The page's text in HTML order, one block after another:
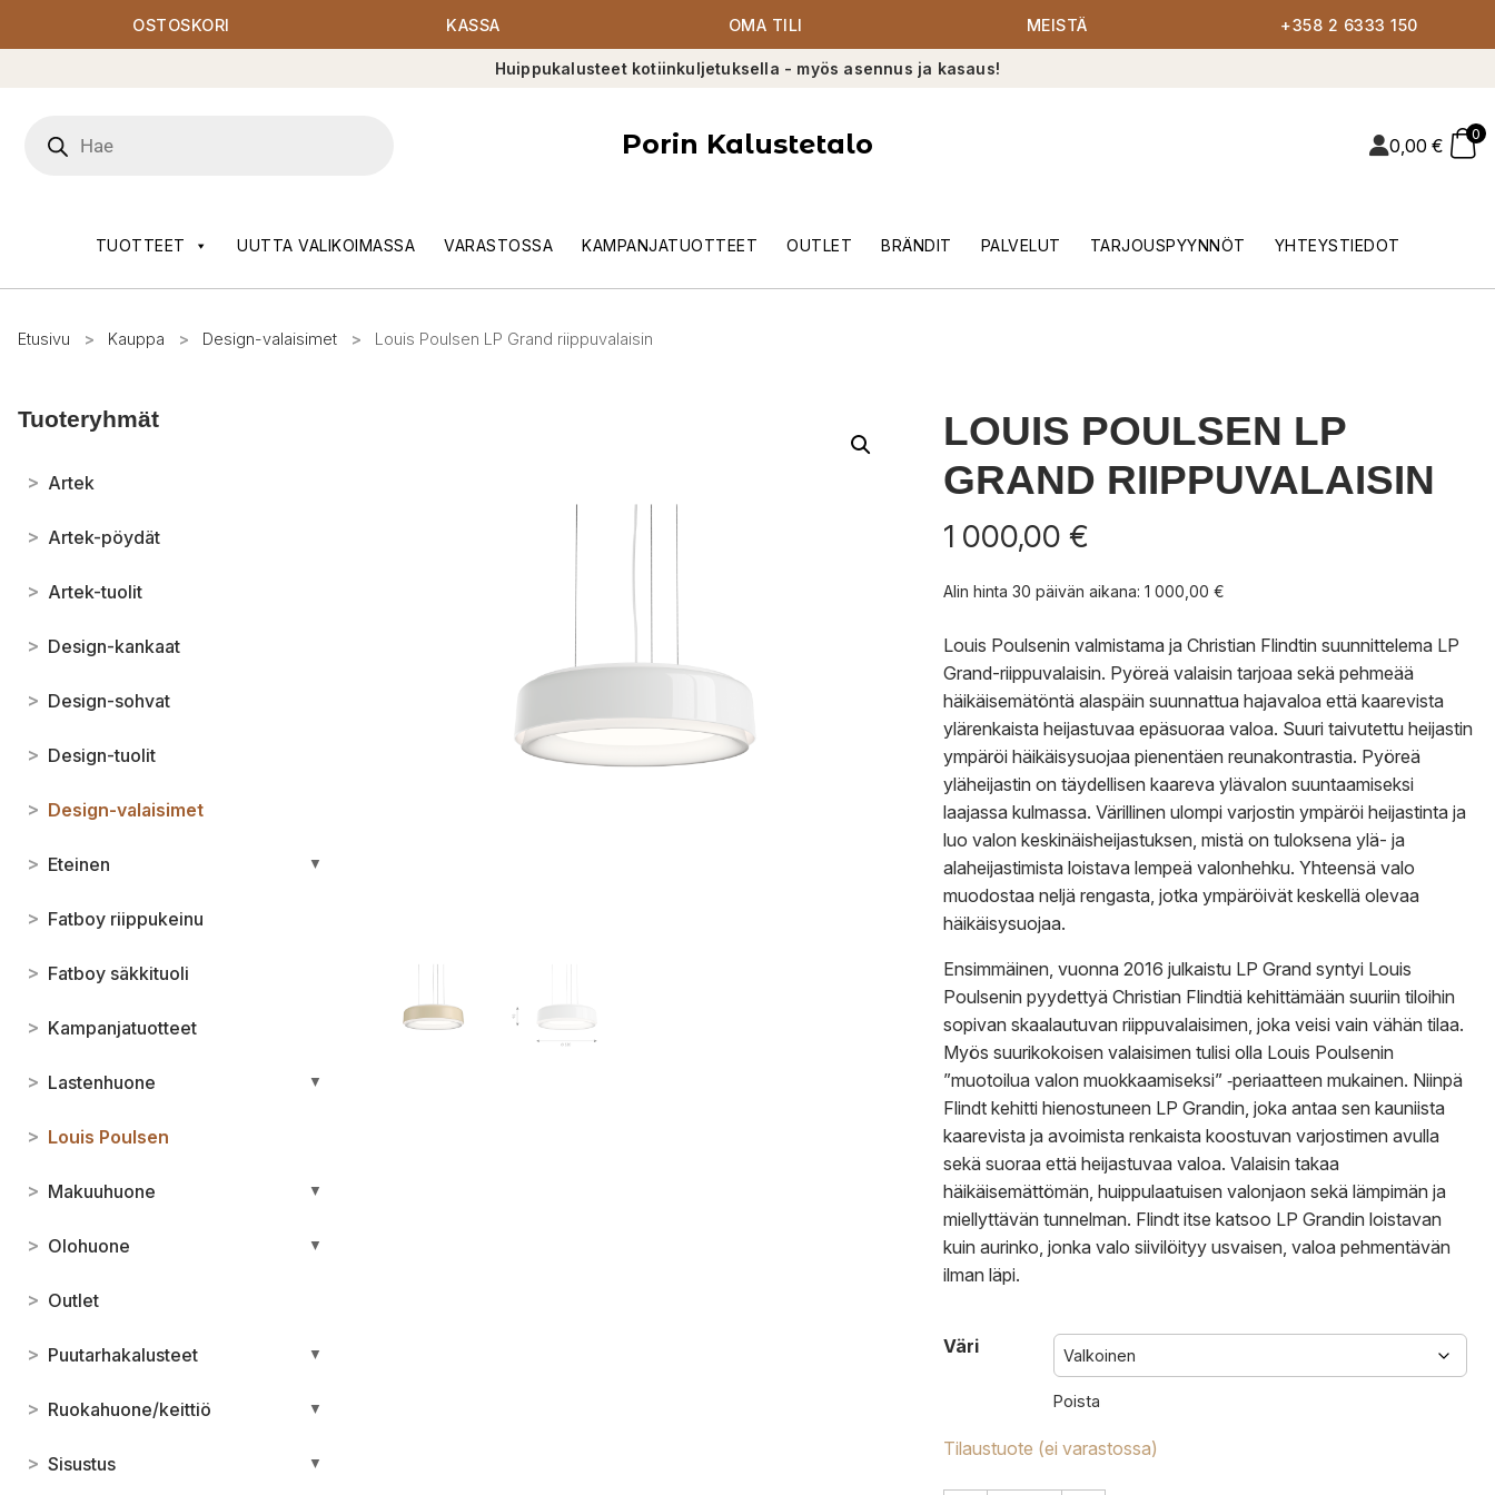
OSTOSKORI KASSA OMA TILI MEISTÄ +358 2 6333 150
Huippukalusteet kotiinkuljetuksella - myös asennus ja kasaus!
search
Porin Kalustetalo 0,00 €
0
TUOTTEET UUTTA VALIKOIMASSA VARASTOSSA KAMPANJATUOTTEET OUTLET BRÄNDIT PALVELUT TARJOUSPYYNNÖT YHTEYSTIEDOT
Etusivu > Kauppa > Design-valaisimet > Louis Poulsen LP Grand riippuvalaisin
Tuoteryhmät
> Artek
> Artek-pöydät
> Artek-tuolit
> Design-kankaat
> Design-sohvat
> Design-tuolit
> Design-valaisimet
> Eteinen ▼
> Fatboy riippukeinu
> Fatboy säkkituoli
> Kampanjatuotteet
> Lastenhuone ▼
> Louis Poulsen
> Makuuhuone ▼
> Olohuone ▼
> Outlet
> Puutarhakalusteet ▼
> Ruokahuone/keittiö ▼
> Sisustus ▼
LOUIS POULSEN LP
GRAND RIIPPUVALAISIN
1 000,00 €
Alin hinta 30 päivän aikana: 1 000,00 €
Louis Poulsenin valmistama ja Christian Flindtin suunnittelema LP
Grand-riippuvalaisin. Pyöreä valaisin tarjoaa sekä pehmeää
häikäisemätöntä alaspäin suunnattua hajavaloa että kaarevista
ylärenkaista heijastuvaa epäsuoraa valoa. Suuri taivutettu heijastin
ympäröi häikäisysuojaa pienentäen reunakontrastia. Pyöreä
yläheijastin on täydellisen kaareva ylävalon suuntaamiseksi
laajassa kulmassa. Värillinen ulompi varjostin ympäröi heijastinta ja
luo valon keskinäisheijastuksen, mistä on tuloksena ylä- ja
alaheijastimista loistava lempeä valonhehku. Yhteensä valo
muodostaa neljä rengasta, jotka ympäröivät keskellä olevaa
häikäisysuojaa.
Ensimmäinen, vuonna 2016 julkaistu LP Grand syntyi Louis
Poulsenin pyydettyä Christian Flindtiä kehittämään suuriin tiloihin
sopivan skaalautuvan riippuvalaisimen, joka veisi vain vähän tilaa.
Myös suurikokoisen valaisimen tulisi olla Louis Poulsenin
”muotoilua valon muokkaamiseksi” ‑periaatteen mukainen. Niinpä
Flindt kehitti hienostuneen LP Grandin, joka antaa sen kauniista
kaarevista ja avoimista renkaista koostuvan varjostimen avulla
sekä suoraa että heijastuvaa valoa. Valaisin takaa
häikäisemättömän, huippulaatuisen valonjaon sekä lämpimän ja
miellyttävän tunnelman. Flindt itse katsoo LP Grandin loistavan
kuin aurinko, jonka valo siivilöityy usvaisen, valoa pehmentävän
ilman läpi.
Väri
Poista
Tilaustuote (ei varastossa)